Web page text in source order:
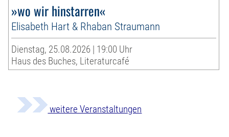
»wo wir hinstarren«
Elisabeth Hart & Rhaban Straumann
Dienstag, 25.08.2026 | 19:00 Uhr
Haus des Buches, Literaturcafé
weitere Veranstaltungen